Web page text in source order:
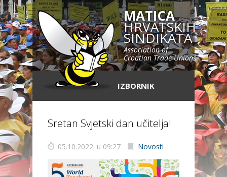
MATICA
HRVATSKIH
SINDIKATA
Association of
Croatian Trade Unions
IZBORNIK
Sretan Svjetski dan učitelja!
05.10.2022. u 09:27 Novosti